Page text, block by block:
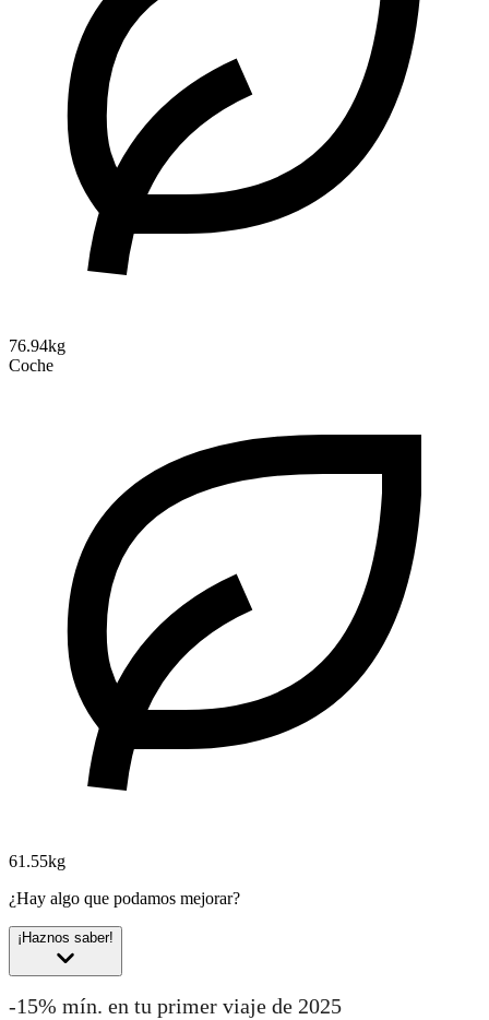
76.94kg
Coche
61.55kg
¿Hay algo que podamos mejorar?
¡Haznos saber!
-15% mín. en tu primer viaje de 2025